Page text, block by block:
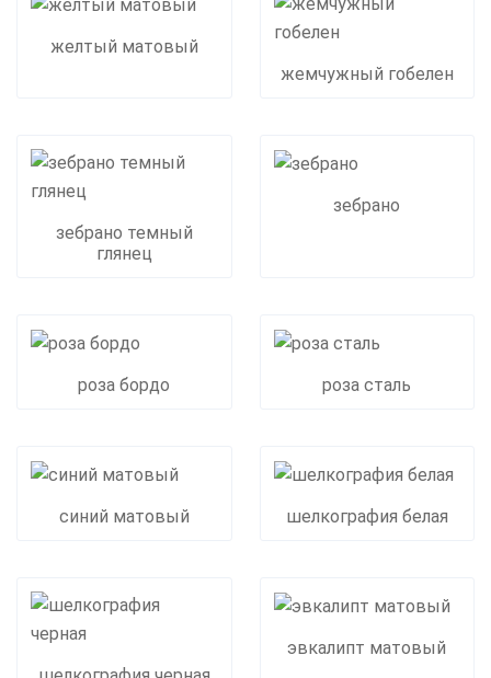
желтый матовый
жемчужный гобелен
зебрано темный
глянец
зебрано
роза бордо роза сталь
синий матовый шелкография белая
эвкалипт матовый